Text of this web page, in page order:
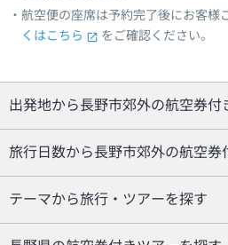
航空便の座席は予約完了後にお客様
くはこちら
をご確認ください。
出発地から長野市郊外の航空券付
旅行日数から長野市郊外の航空券
テーマから旅行・ツアーを探す